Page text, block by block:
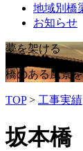
地域別橋
お知らせ
夢を架ける
橋のある風景
TOP> 工事実績
坂本橋